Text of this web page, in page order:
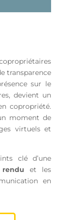
transparence
sur le
devient un
copropriété.
moment de
virtuels et
clé d’une
et les
en